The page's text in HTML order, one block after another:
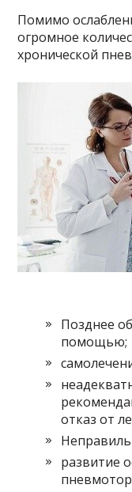
Помимо
огромное
хронической
Позднее
помощью;
отказ от
развитие